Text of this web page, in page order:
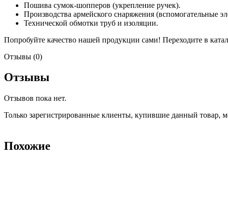
Пошива сумок-шопперов (укрепление ручек).
Производства армейского снаряжения (вспомогательные
Технической обмотки труб и изоляции.
Попробуйте качество нашей продукции сами! Переходите в
Отзывы (0)
Отзывы
Отзывов пока нет.
Только зарегистрированные клиенты, купившие данный товар,
Похожие